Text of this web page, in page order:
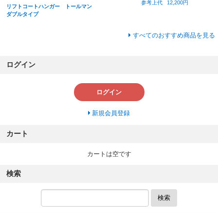
リフトコートハンガー トールマン
ダブルタイプ
参考上代
12,200円
すべてのおすすめ商品を見る
ログイン
ログイン
新規会員登録
カート
カートは空です
検索
検索